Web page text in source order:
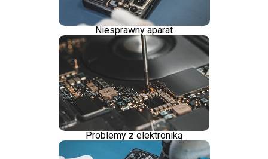
Niesprawny aparat
Problemy z elektroniką